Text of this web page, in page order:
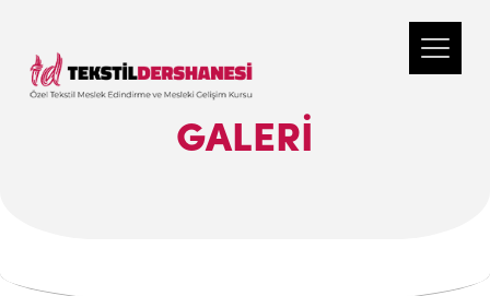
GALERI